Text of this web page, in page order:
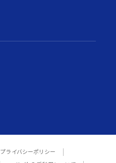
プライバシーポリシー